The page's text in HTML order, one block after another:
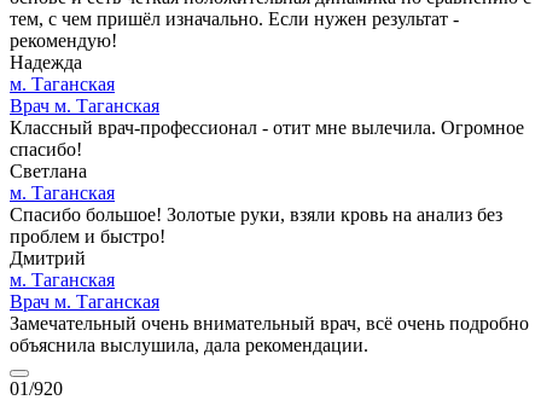
тем, с чем пришёл изначально. Если нужен результат -
рекомендую!
Надежда
м. Таганская
Врач м. Таганская
Классный врач-профессионал - отит мне вылечила. Огромное
спасибо!
Светлана
м. Таганская
Спасибо большое! Золотые руки, взяли кровь на анализ без
проблем и быстро!
Дмитрий
м. Таганская
Врач м. Таганская
Замечательный очень внимательный врач, всё очень подробно
объяснила выслушила, дала рекомендации.
01/920